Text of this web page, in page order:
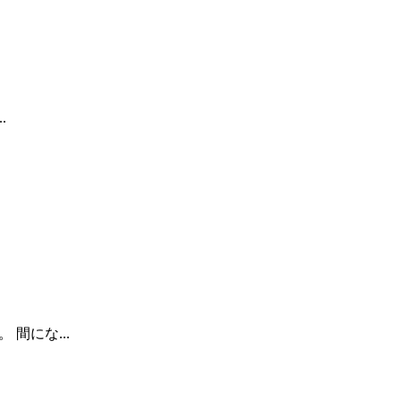
間にな...